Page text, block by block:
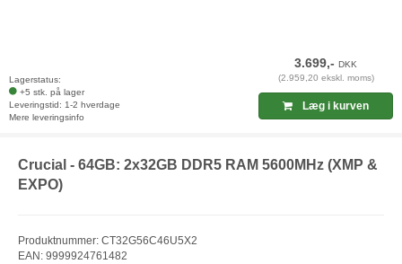
Lagerstatus:
+5 stk. på lager
Leveringstid: 1-2 hverdage
Mere leveringsinfo
3.699,-DKK
(2.959,20 ekskl. moms)
Læg i kurven
Crucial - 64GB: 2x32GB DDR5 RAM 5600MHz (XMP &
EXPO)
Produktnummer: CT32G56C46U5X2
EAN: 9999924761482